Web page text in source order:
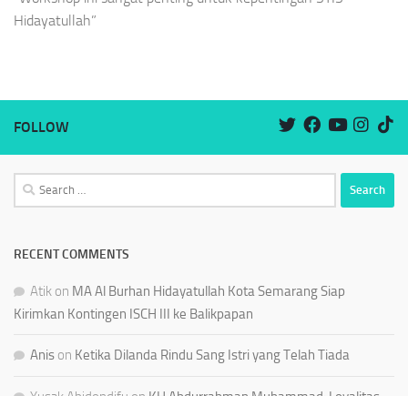
Hidayatullah”
FOLLOW
Search
for:
RECENT COMMENTS
Atik on MA Al Burhan Hidayatullah Kota Semarang Siap
Kirimkan Kontingen ISCH III ke Balikpapan
Anis on Ketika Dilanda Rindu Sang Istri yang Telah Tiada